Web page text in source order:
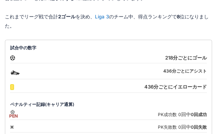
これまでリーグ戦で合計2ゴールを決め、 Liga 3のチーム中、得点ランキングで8位になりまし
た。
試合中の数字
218分ごとにゴール
436分ごとにアシスト
436分ごとにイエローカード
ペナルティー記録(キャリア通算)
PEN PK成功数 0回中0回成功
PK失敗数 0 回中0回失敗